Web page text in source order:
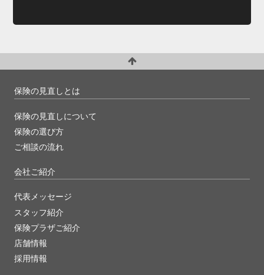
保険の見直しとは
保険の見直しについて
保険の選び方
ご相談の流れ
会社ご紹介
代表メッセージ
スタッフ紹介
保険プラザご紹介
店舗情報
採用情報